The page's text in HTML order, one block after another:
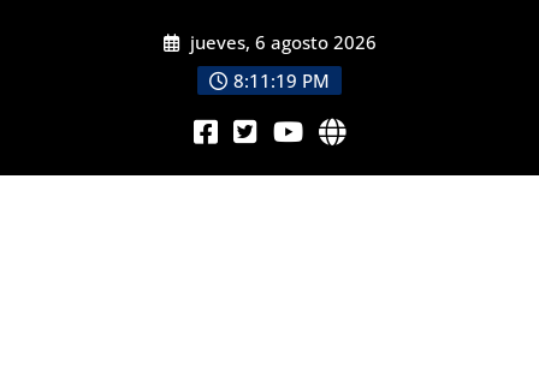
jueves, 6 agosto 2026
8:11:21 PM